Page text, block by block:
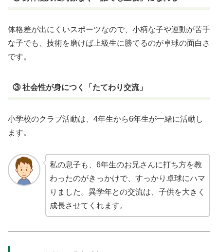
体格差が出にくいスポーツなので、小柄な子や運動が苦手
な子でも、技術を磨けば上級生に勝てるのが卓球の面白さ
です。
③ 社会性が身につく「たてわり交流」
小学校のクラブ活動は、4年生から6年生が一緒に活動し
ます。
私の息子も、6年生のお兄さんに打ち方を教
わったのがきっかけで、すっかり卓球にハマ
りました。異学年との交流は、子供を大きく
成長させてくれます。